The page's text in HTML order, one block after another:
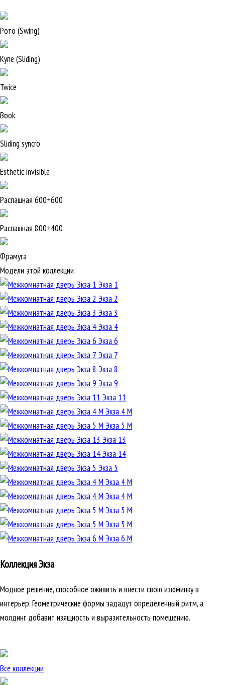
Рото (Swing)
Купе (Sliding)
Twice
Book
Sliding syncro
Esthetic invisible
Распашная 600+600
Распашная 800+400
Фрамуга
Модели этой коллекции:
Экза 1
Экза 2
Экза 3
Экза 4
Экза 6
Экза 7
Экза 8
Экза 9
Экза 11
Экза 4 М
Экза 5 М
Экза 13
Экза 14
Экза 5
Экза 4 М
Экза 4 М
Экза 5 М
Экза 5 М
Экза 6 М
Коллекция Экза
Модное решение, способное оживить и внести свою изюминку в
интерьер. Геометрические формы зададут определенный ритм, а
молдинг добавит изящность и выразительность помещению.
Все коллекции